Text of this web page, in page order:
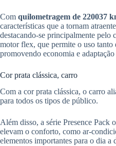
Com quilometragem de 220037
características que a tornam
destacando-se principalmente pelo
motor flex, que permite o uso tanto
promovendo economia e
Cor prata clássica, carro
Com a cor prata clássica, o carro
para todos os tipos de público.
Além disso, a série Presence Pack
elevam o conforto, como ar-
elementos importantes para o dia a